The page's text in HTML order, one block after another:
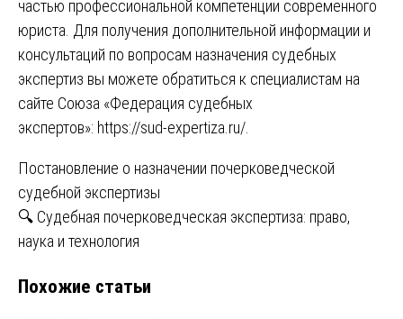
частью профессиональной компетенции современного
юриста. Для получения дополнительной информации и
консультаций по вопросам назначения судебных
экспертиз вы можете обратиться к специалистам на
сайте Союза «Федерация судебных
экспертов»: https://sud-expertiza.ru/
Навигация
по
записям
Постановление о назначении почерковедческой
судебной экспертизы
🔍 Судебная почерковедческая экспертиза: право,
наука и технология
Похожие статьи